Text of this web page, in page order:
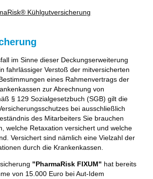
Kühlgutversicherung
im Sinne dieser Deckungserweiterung
fahrlässiger Verstoß der mitversicherten
eines Rahmenvertrags der
zur Abrechnung von
§ 129 Sozialgesetzbuch (SGB) gilt die
bei ausschließlich
des Mitarbeiters Sie brauchen
welche Retaxation versichert und welche
Versichert sind nämlich eine Vielzahl der
durch die Krankenkassen.
"PharmaRisk FIXUM" hat bereits
von 15.000 Euro bei Aut-Idem